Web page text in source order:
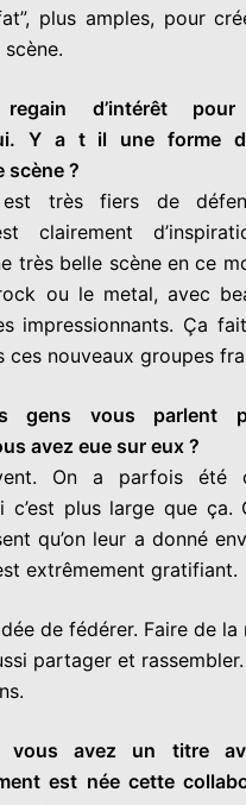
plus amples, pour
d’intérêt
Y a t il une forme
scène ?
est très fiers de
clairement
très belle scène en ce
ou le metal, avec
impressionnants. Ça
ces nouveaux groupes
gens vous parlent
avez eue sur eux ?
On a parfois été
c’est plus large que ça.
qu’on leur a donné
extrêmement gratifiant.
de fédérer. Faire de la
partager et
vous avez un titre
est née cette